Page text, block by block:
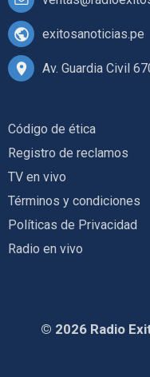
exitosanoticias.pe
Av. Guardia Civil
Código de ética
Registro de reclamos
TV en vivo
Términos y condiciones
Políticas de Privacidad
Radio en vivo
© 2026 Radio